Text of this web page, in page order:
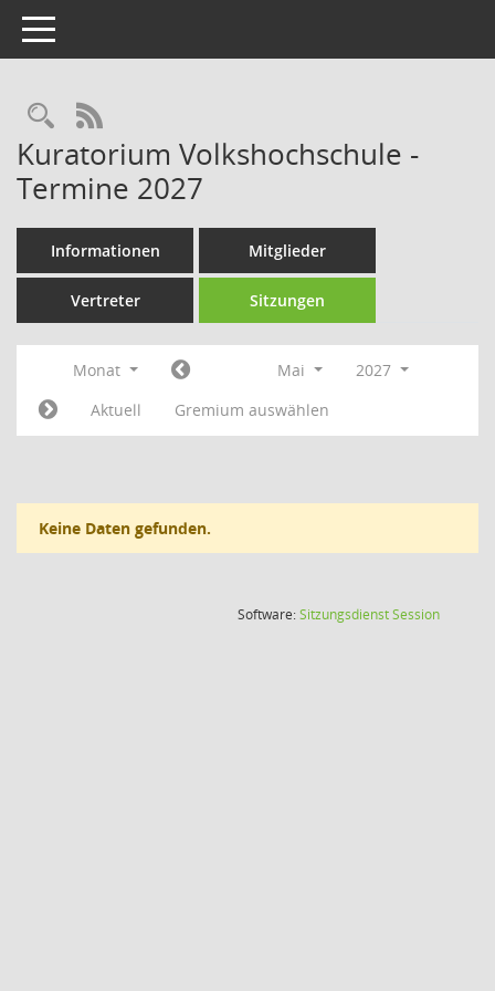
Toggle navigation
Rechercheauswahl
RSS-Feed
Kuratorium Volkshochschule -
Termine 2027
Informationen Mitglieder
Vertreter Sitzungen
Monat Mai
2027
Aktuell
Gremium auswählen
Keine Daten gefunden.
Software:SitzungsdienstSession(Wird in